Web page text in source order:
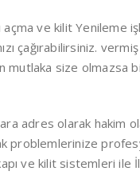
açma ve kilit
çağırabilirsiniz.
mutlaka size
adres olarak hakim
problemlerinize
ve kilit sistemleri